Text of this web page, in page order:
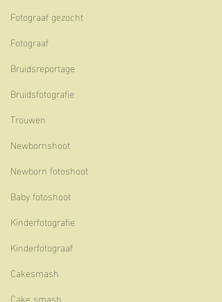
Fotograaf gezocht
Fotograaf
Bruidsreportage
Bruidsfotografie
Trouwen
Newbornshoot
Newborn fotoshoot
Baby fotoshoot
Kinderfotografie
Kinderfotograaf
Cakesmash
Cake smash